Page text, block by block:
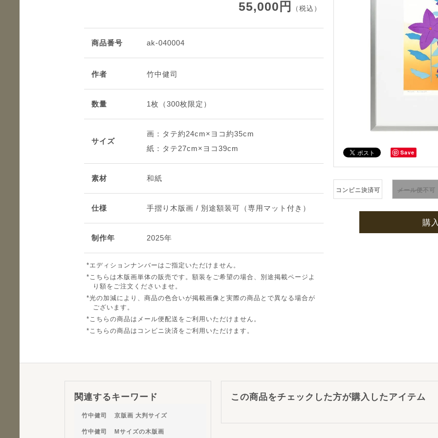
作者 竹中健司
数量 1枚（300枚限定）
サイズ
画：タテ約24cm×ヨコ約35cm
紙：タテ27cm×ヨコ39cm
素材 和紙
仕様 手摺り木版画 / 別途額装可（専用マット付き）
制作年 2025年
エディションナンバーはご指定いただけません。
こちらは木版画単体の販売です。額装をご希望の場合、別途掲載ページよ
り額をご注文くださいませ。
光の加減により、商品の色合いが掲載画像と実際の商品とで異なる場合が
ございます。
こちらの商品はメール便配送をご利用いただけません。
こちらの商品はコンビニ決済をご利用いただけます。
55,000円 （税込）
商品番号 ak-040004
Save
コンビニ決済可 メール便不可
購
関連するキーワード
竹中健司 京版画 大判サイズ
竹中健司 Mサイズの木版画
この商品をチェックした方が購入したアイテム